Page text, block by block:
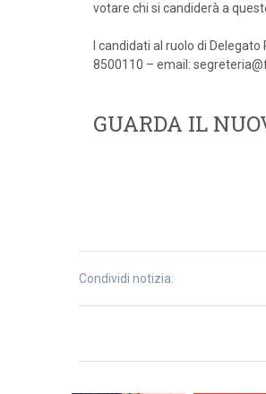
votare chi si candiderà a
I candidati al ruolo di
8500110 – email:
GUARDA IL
Condividi notizia: